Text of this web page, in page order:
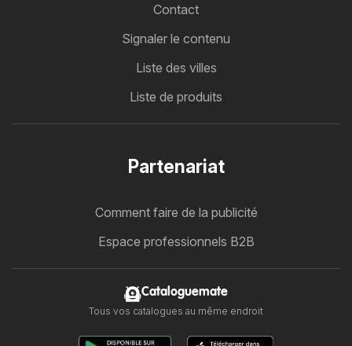
Contact
Signaler le contenu
Liste des villes
Liste de produits
Partenariat
Comment faire de la publicité
Espace professionnels B2B
Cataloguemate
Tous vos catalogues au même endroit